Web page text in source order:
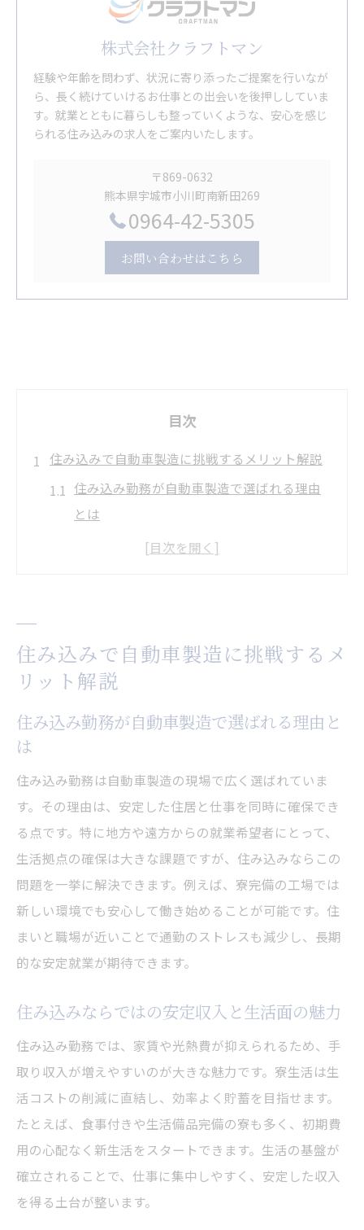
株式会社クラフトマン
経験や年齢を問わず、状況に寄り添ったご提案を行いなが
ら、長く続けていけるお仕事との出会いを後押ししていま
す。就業とともに暮らしも整っていくような、安心を感じ
られる住み込みの求人をご案内いたします。
〒869-0632
熊本県宇城市小川町南新田269
0964-42-5305
お問い合わせはこちら
目次
住み込みで自動車製造に挑戦するメリット解説
住み込み勤務が自動車製造で選ばれる理由
とは
住み込みならではの安定収入と生活面の魅
自動車工場で住み込みを選ぶメリットの実
際
住み込み生活と自動車製造の仕事の両立ポ
イント
さ
住み込み自動車工場が向いている人の特徴
未経験から住み込み自動車製造に挑戦でき
る理由
住み込み勤務の適性と自動車工場で活躍す
住み込み勤務で重視される自動車工場の適
応力
住み込み自動車製造で求められる人柄とは
住み込み現場が選ばれる理由と向き不向き
住み込み自動車工場勤務で安定収入を得る秘訣
住み込みで安定収入を得る自動車工場勤務
術
住み込み生活だからこその収入管理のポイ
住み込みで自動車製造に挑戦するメ
リット解説
住み込み勤務が自動車製造で選ばれる理由と
は
住み込み勤務は自動車製造の現場で広く選ばれていま
す。その理由は、安定した住居と仕事を同時に確保でき
る点です。特に地方や遠方からの就業希望者にとって、
生活拠点の確保は大きな課題ですが、住み込みならこの
問題を一挙に解決できます。例えば、寮完備の工場では
新しい環境でも安心して働き始めることが可能です。住
まいと職場が近いことで通勤のストレスも減少し、長期
的な安定就業が期待できます。
住み込みならではの安定収入と生活面の魅力
住み込み勤務では、家賃や光熱費が抑えられるため、手
取り収入が増えやすいのが大きな魅力です。寮生活は生
活コストの削減に直結し、効率よく貯蓄を目指せます。
たとえば、食事付きや生活備品完備の寮も多く、初期費
用の心配なく新生活をスタートできます。生活の基盤が
確立されることで、仕事に集中しやすく、安定した収入
を得る土台が整います。